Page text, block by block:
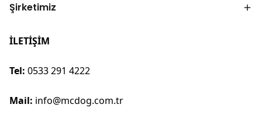
Şirketimiz
İLETİŞİM
Tel: 0533 291 4222
Mail: info@mcdog.com.tr